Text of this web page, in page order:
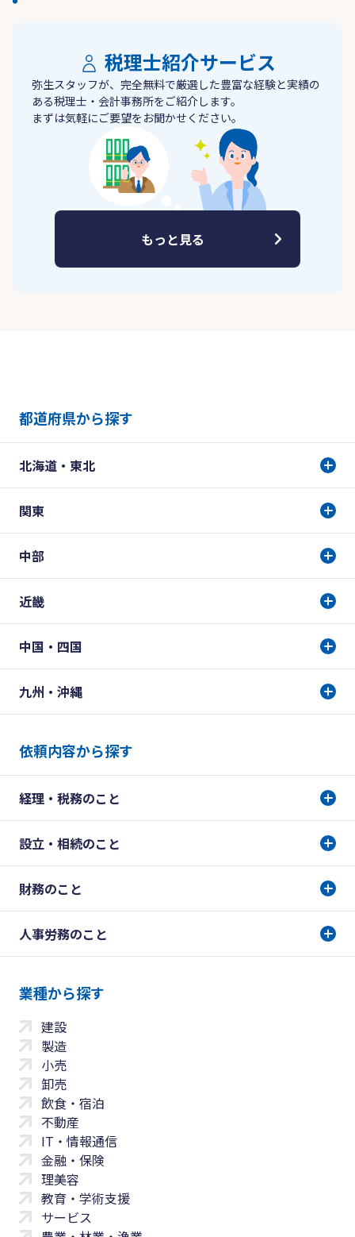
税理士紹介サービス
弥生スタッフが、完全無料で厳選した豊富な経験と実績の
ある税理士・会計事務所をご紹介します。
まずは気軽にご要望をお聞かせください。
もっと見る
都道府県から探す
北海道・東北
関東
中部
近畿
中国・四国
九州・沖縄
依頼内容から探す
経理・税務のこと
設立・相続のこと
財務のこと
人事労務のこと
業種から探す
建設
製造
小売
卸売
飲食・宿泊
不動産
IT・情報通信
金融・保険
理美容
教育・学術支援
サービス